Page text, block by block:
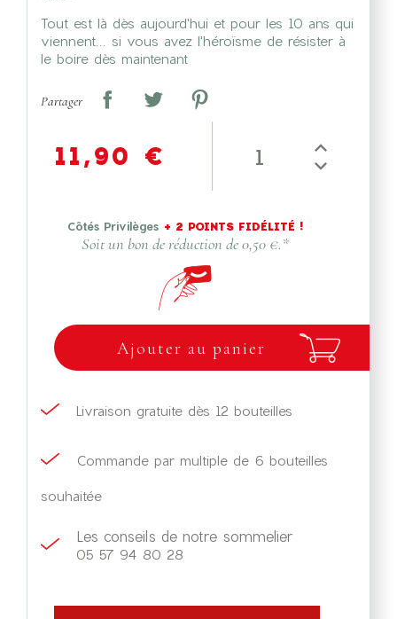
Tout est là dès aujourd'hui et pour les 10 ans qui
viennent... si vous avez l'héroïsme de résister à
le boire dès maintenant
Partager
11,90 €
Côtés Privilèges + 2 POINTS FIDÉLITÉ !
Soit un bon de réduction de0,50 €.*
Ajouter au panier
Livraison gratuite dès 12 bouteilles
Commande par multiple de 6 bouteilles
souhaitée
Les conseils de notre sommelier
05 57 94 80 28